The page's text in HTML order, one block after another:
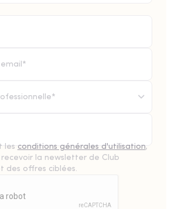
les conditions générales d'utilisation,
la newsletter de Club
des offres ciblées.